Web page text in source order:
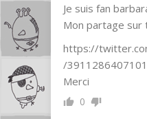
Je suis fan
Mon partage sur
https://
/
Merci
0